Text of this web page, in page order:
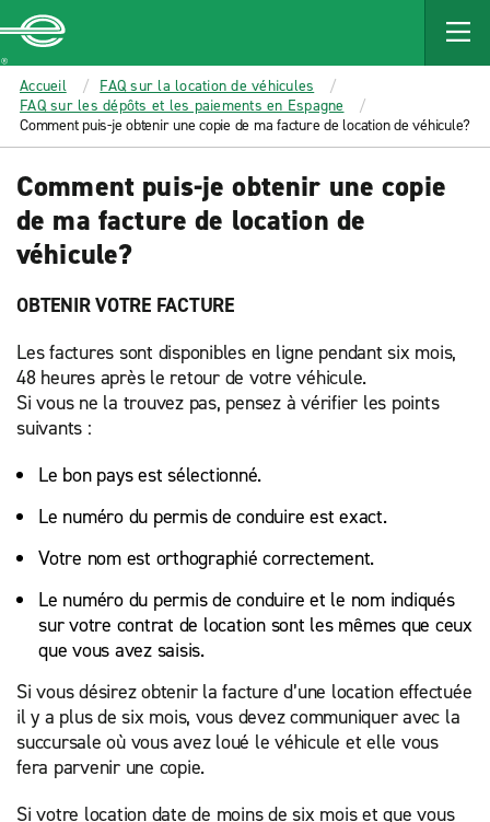
MAIN
CONTENT
Enterprise
Accueil
FAQ sur la location de véhicules
FAQ sur les dépôts et les paiements en Espagne
Comment puis-je obtenir une copie de ma facture de location de véhicule?
Comment puis-je obtenir une copie
de ma facture de location de
véhicule?
OBTENIR VOTRE FACTURE
Les factures sont disponibles en ligne pendant six mois,
48 heures après le retour de votre véhicule.
Si vous ne la trouvez pas, pensez à vérifier les points
suivants :
Le bon pays est sélectionné.
Le numéro du permis de conduire est exact.
Votre nom est orthographié correctement.
Le numéro du permis de conduire et le nom indiqués
sur votre contrat de location sont les mêmes que ceux
que vous avez saisis.
Si vous désirez obtenir la facture d’une location effectuée
il y a plus de six mois, vous devez communiquer avec la
succursale où vous avez loué le véhicule et elle vous
fera parvenir une copie.
Si votre location date de moins de six mois et que vous